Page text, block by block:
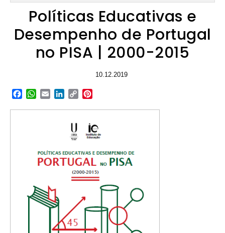
Políticas Educativas e
Desempenho de Portugal
no PISA | 2000-2015
10.12.2019
Facebook
WhatsApp
EmailLinkedIn
Copy